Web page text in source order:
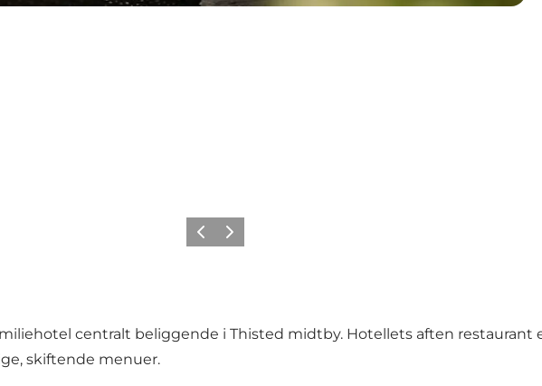
ForrigeNeste
centralt beliggende i Thisted midtby. Hotellets aften restaurant
skiftende menuer.